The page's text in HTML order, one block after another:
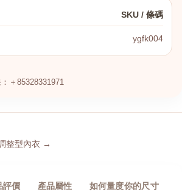
SKU / 條碼
ygfk004
＋85328331971
整型內衣 →
評價 產品屬性 如何量度你的尺寸